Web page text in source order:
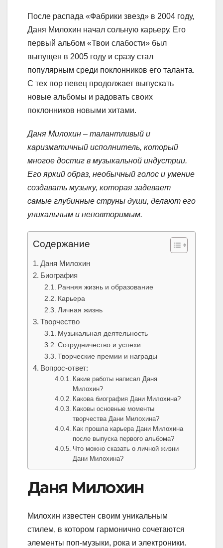
После распада «Фабрики звезд» в 2004 году,
Даня Милохин начал сольную карьеру. Его
первый альбом «Твои слабости» был
выпущен в 2005 году и сразу стал
популярным среди поклонников его таланта.
С тех пор певец продолжает выпускать
новые альбомы и радовать своих
поклонников новыми хитами.
Даня Милохин – талантливый и
каризматичный исполнитель, который
многое достиг в музыкальной индустрии.
Его яркий образ, необычный голос и умение
создавать музыку, которая задевает
самые глубинные струны души, делают его
уникальным и неповторимым.
Содержание
Даня Милохин
Биография
Ранняя жизнь и образование
Карьера
Личная жизнь
Творчество
Музыкальная деятельность
Сотрудничество и успехи
Творческие премии и награды
Вопрос-ответ:
Какие работы написал Даня
Милохин?
Какова биография Дани Милохина?
Каковы основные моменты
творчества Дани Милохина?
Как прошла карьера Дани Милохина
после выпуска первого альбома?
Что можно сказать о личной жизни
Дани Милохина?
Даня Милохин
Милохин известен своим уникальным
стилем, в котором гармонично сочетаются
элементы поп-музыки, рока и электроники.